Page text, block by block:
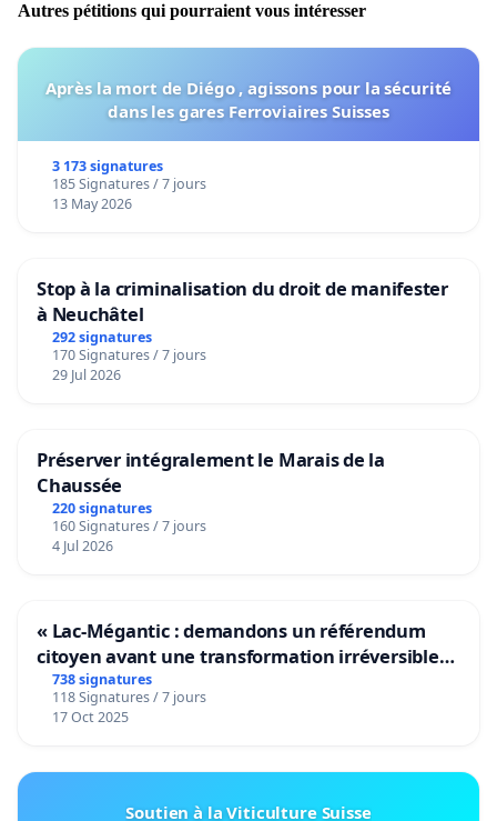
Autres pétitions qui pourraient vous intéresser
Après la mort de Diégo , agissons pour la sécurité
dans les gares Ferroviaires Suisses
3 173 signatures
185 Signatures / 7 jours
13 May 2026
Stop à la criminalisation du droit de manifester
à Neuchâtel
292 signatures
170 Signatures / 7 jours
29 Jul 2026
Préserver intégralement le Marais de la
Chaussée
220 signatures
160 Signatures / 7 jours
4 Jul 2026
« Lac-Mégantic : demandons un référendum
citoyen avant une transformation irréversible
de notre territoire »
738 signatures
118 Signatures / 7 jours
17 Oct 2025
Soutien à la Viticulture Suisse